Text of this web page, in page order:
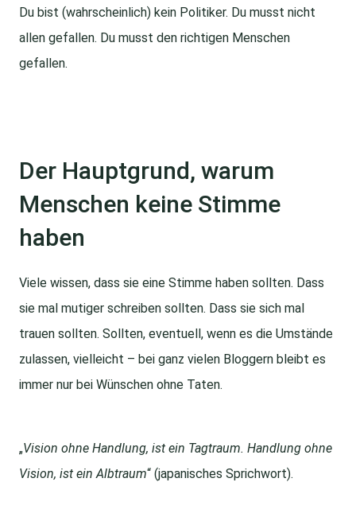
Du bist (wahrscheinlich) kein Politiker. Du musst nicht
allen gefallen. Du musst den richtigen Menschen
gefallen.
Der Hauptgrund, warum
Menschen keine Stimme
haben
Viele wissen, dass sie eine Stimme haben sollten. Dass
sie mal mutiger schreiben sollten. Dass sie sich mal
trauen sollten. Sollten, eventuell, wenn es die Umstände
zulassen, vielleicht – bei ganz vielen Bloggern bleibt es
immer nur bei Wünschen ohne Taten.
„Vision ohne Handlung, ist ein Tagtraum. Handlung ohne
Vision, ist ein Albtraum“ (japanisches Sprichwort).